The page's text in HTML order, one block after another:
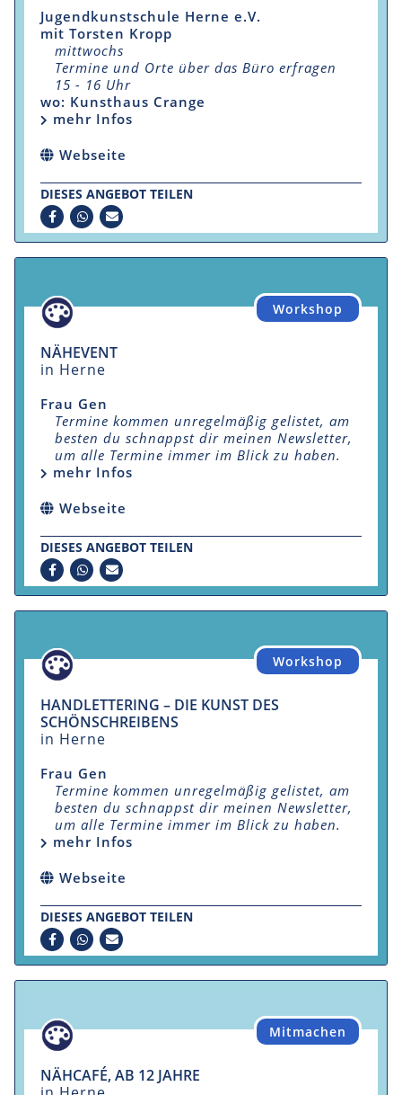
Jugendkunstschule Herne e.V.
mit Torsten Kropp
mittwochs
Termine und Orte über das Büro erfragen
15 - 16 Uhr
wo: Kunsthaus Crange
mehr Infos
Webseite
DIESES ANGEBOT TEILEN
Workshop
NÄHEVENT
in Herne
Frau Gen
Termine kommen unregelmäßig gelistet, am
besten du schnappst dir meinen Newsletter,
um alle Termine immer im Blick zu haben.
mehr Infos
Webseite
DIESES ANGEBOT TEILEN
Workshop
HANDLETTERING – DIE KUNST DES
SCHÖNSCHREIBENS
in Herne
Frau Gen
Termine kommen unregelmäßig gelistet, am
besten du schnappst dir meinen Newsletter,
um alle Termine immer im Blick zu haben.
mehr Infos
Webseite
DIESES ANGEBOT TEILEN
Mitmachen
NÄHCAFÉ, AB 12 JAHRE